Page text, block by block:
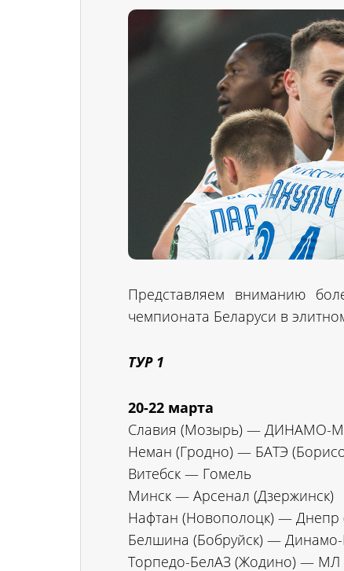
Представляем вниманию
чемпионата Беларуси в
ТУР 1
20-22 марта
Славия (Мозырь) — ДИНАМО-
Неман (Гродно) — БАТЭ
Витебск — Гомель
Минск — Арсенал (Дзержинск)
Нафтан (Новополоцк) — Днепр
Белшина (Бобруйск) — Динамо-
Торпедо-БелАЗ (Жодино) — МЛ